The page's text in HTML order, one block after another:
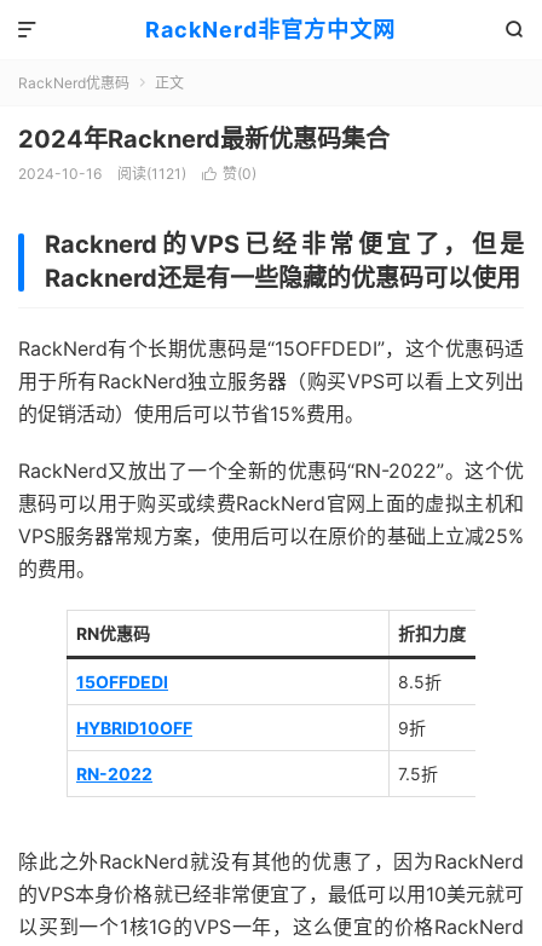
RackNerd非官方中文网 

RackNerd优惠码  正文
2024年Racknerd最新优惠码集合
2024-10-16 阅读(1121)  赞(0)
Racknerd的VPS已经非常便宜了，但是
Racknerd还是有一些隐藏的优惠码可以使用
RackNerd有个长期优惠码是“15OFFDEDI”，这个优惠码适
用于所有RackNerd独立服务器（购买VPS可以看上文列出
的促销活动）使用后可以节省15%费用。
RackNerd又放出了一个全新的优惠码“RN-2022”。这个优
惠码可以用于购买或续费RackNerd官网上面的虚拟主机和
VPS服务器常规方案，使用后可以在原价的基础上立减25%
的费用。
RN优惠码 折扣力度
15OFFDEDI 8.5折
HYBRID10OFF 9折
RN-2022 7.5折
除此之外RackNerd就没有其他的优惠了，因为RackNerd
的VPS本身价格就已经非常便宜了，最低可以用10美元就可
以买到一个1核1G的VPS一年，这么便宜的价格RackNerd